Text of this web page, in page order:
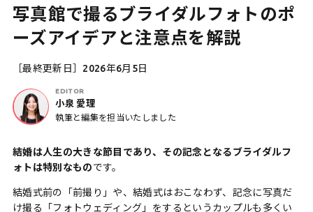
写真館で撮るブライダルフォトのポ
ーズアイデアと注意点を解説
［最終更新日］2026年6月5日
EDITOR
小泉 愛理
執筆と編集を担当いたしました
結婚は人生の大きな節目であり、その記念となるブライダルフ
ォトは特別なものです。
結婚式前の「前撮り」や、結婚式はおこなわず、記念に写真だ
け撮る「フォトウェディング」をするというカップルも多くい